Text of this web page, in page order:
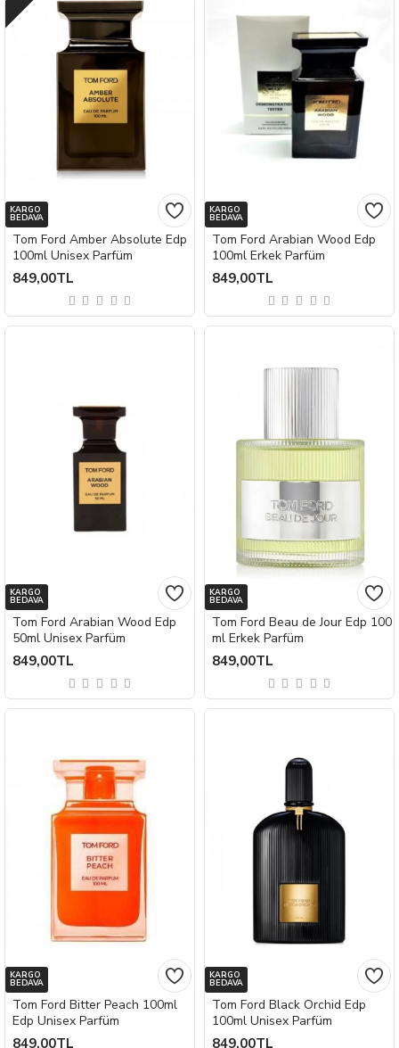
KARGO
BEDAVA
Tom Ford Amber Absolute Edp
100ml Unisex Parfüm
849,00TL
KARGO
BEDAVA
Tom Ford Arabian Wood Edp
100ml Erkek Parfüm
849,00TL
KARGO
BEDAVA
Tom Ford Arabian Wood Edp
50ml Unisex Parfüm
849,00TL
KARGO
BEDAVA
Tom Ford Beau de Jour Edp 100
ml Erkek Parfüm
849,00TL
KARGO
BEDAVA
Tom Ford Bitter Peach 100ml
Edp Unisex Parfüm
849,00TL
KARGO
BEDAVA
Tom Ford Black Orchid Edp
100ml Unisex Parfüm
849,00TL